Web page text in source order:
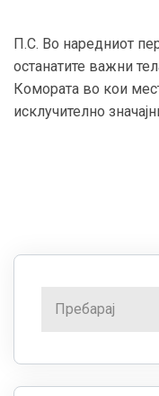
П.С. Во наредниот
останатите важни
Комората во кои
исклучително